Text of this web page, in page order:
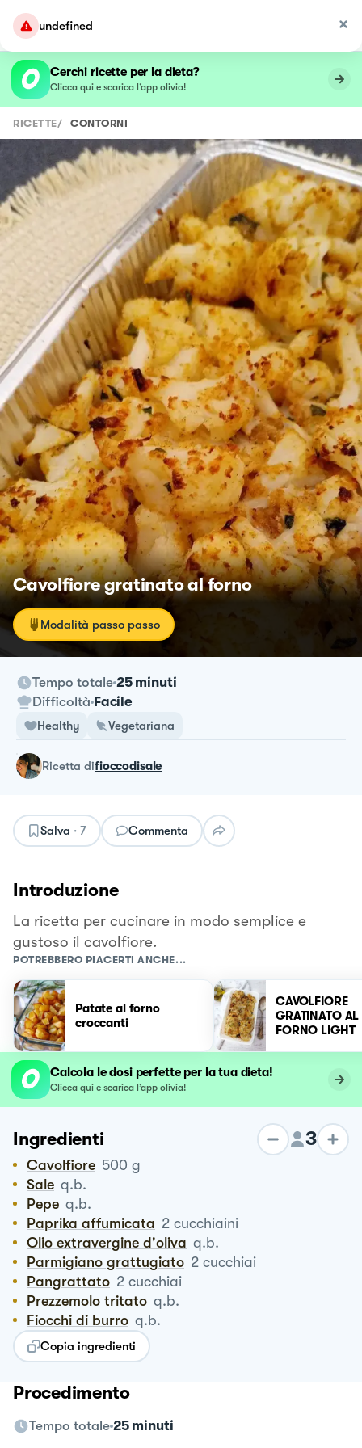
undefined
Cerchi ricette per la dieta?
Clicca qui e scarica l’app olivia!
RICETTE/ CONTORNI
Cavolfiore gratinato al forno
Modalità passo passo
Tempo totale 25 minuti
Difficoltà Facile
Healthy Vegetariana
ricetta difioccodisale
Salva · 7 Commenta
Introduzione
La ricetta per cucinare in modo semplice e
gustoso il cavolfiore.
POTREBBERO PIACERTI ANCHE...
Patate al forno
croccanti
CAVOLFIORE
GRATINATO AL
FORNO LIGHT
Calcola le dosi perfette per la tua dieta!
Clicca qui e scarica l’app olivia!
Ingredienti 3
Cavolfiore 500 g
Sale q.b.
Pepe q.b.
Paprika affumicata 2 cucchiaini
Olio extravergine d'oliva q.b.
Parmigiano grattugiato 2 cucchiai
Pangrattato 2 cucchiai
Prezzemolo tritato q.b.
Fiocchi di burro q.b.
Copia ingredienti
Procedimento
Tempo totale 25 minuti